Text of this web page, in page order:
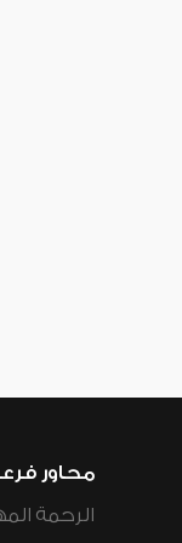
محاور
الرحمة